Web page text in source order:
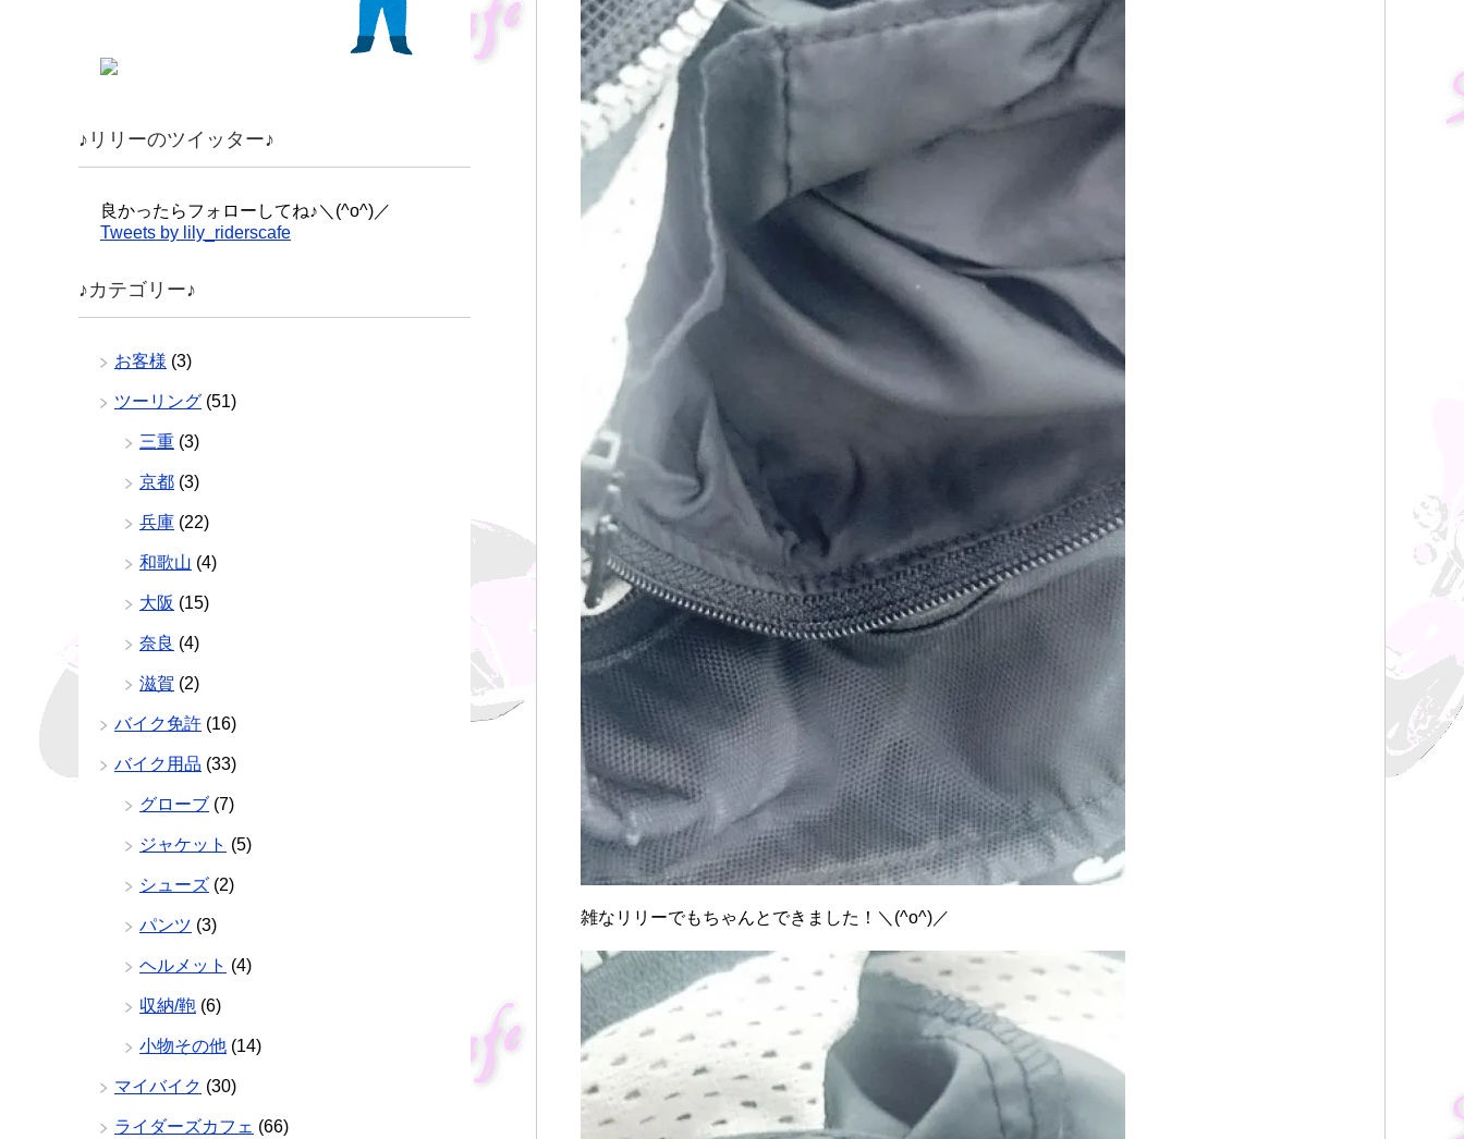
雑なリリーでもちゃんとできました！＼(^o^)／
♪リリーのツイッター♪
良かったらフォローしてね♪＼(^o^)／
Tweets by lily_riderscafe
♪カテゴリー♪
お客様 (3)
ツーリング (51)
三重 (3)
京都 (3)
兵庫 (22)
和歌山 (4)
大阪 (15)
奈良 (4)
滋賀 (2)
バイク免許 (16)
バイク用品 (33)
グローブ (7)
ジャケット (5)
シューズ (2)
パンツ (3)
ヘルメット (4)
収納/鞄 (6)
小物その他 (14)
マイバイク (30)
ライダーズカフェ (66)